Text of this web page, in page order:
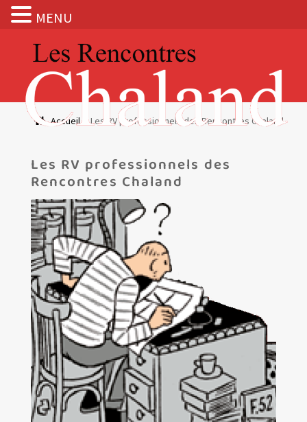
navigation
contenu
Actualités
BOUTIQUE
Les Rencontres Chaland
ACCUEIL
Programme
Expositions
Ateliers
Les RV professionnels
Accueil Les RV professionnels des Rencontres Chaland
Les RV professionnels des
Rencontres Chaland
MENU